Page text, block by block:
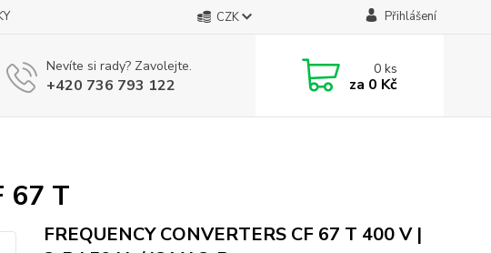
CZK Přihlášení
Nevíte si rady? Zavolejte.
+420 736 793 122
0ks
za 0 Kč
67 T
FREQUENCY CONVERTERS CF 67 T 400 V |